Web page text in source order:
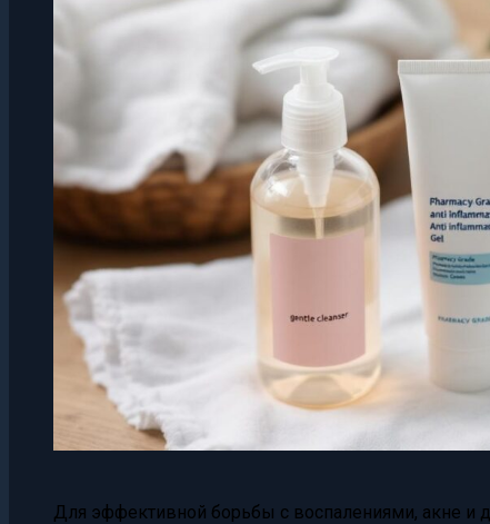
Для эффективной борьбы с воспалениями, акне